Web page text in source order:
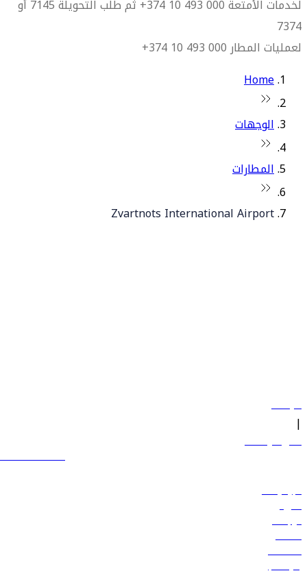
لخدمات الأمتعة 000 493 10 374+ ثم طلب التحويلة 7145 أو
7374
لعمليات المطار 000 493 10 374+
Home
الوجهات
المطارات
Zvartnots International Airport
سياساتنا
|
الشروط والأحكام
600 544 445
حجز الرحلات
العروض
الوجهات
الأمتعة
المساعدة
إدارة الحجز